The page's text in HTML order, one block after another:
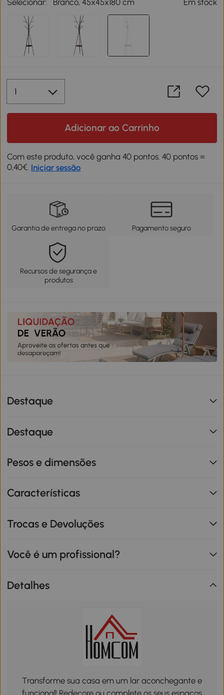
Adicionar ao Carrinho
Com este produto, você ganha 40 pontos. 40 pontos =
0,40€. Iniciar sessão
Garantia de entrega no prazo Pagamento seguro
Recursos de segurança e
produtos
Destaque
Destaque
Pesos e dimensões
Características
Trocas e Devoluções
Você é um profissional?
Detalhes
Transforme sua casa em um lar aconchegante e
funcional! Redecore ou complete os seus espaços